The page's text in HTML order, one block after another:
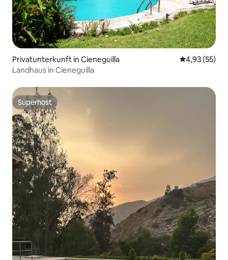
Privatunterkunft in Cieneguilla
4,93 (55)
Landhaus in Cieneguilla
Superhost
Superhost